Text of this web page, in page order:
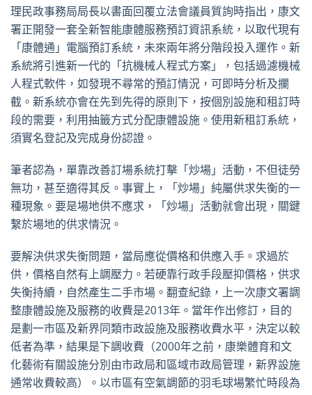
理民政事務局局長以書面回覆立法會議員質詢時指出，康文
署正開發一套全新智能康體服務預訂資訊系統，以取代現有
「康體通」電腦預訂系統，未來兩年將分階段投入運作。新
系統將引進新一代的「抗機械人程式方案」，包括過濾機械
人程式軟件，如發現不尋常的預訂情況，可即時分析及攔
截。新系統亦會在先到先得的原則下，按個別設施和租訂時
段的需要，利用抽籤方式分配康體設施。使用新租訂系統，
須實名登記及完成身份認證。
筆者認為，單靠改善訂場系統打擊「炒場」活動，不但徒勞
無功，甚至適得其反。事實上，「炒場」純屬供求失衡的一
種現象。要是場地供不應求，「炒場」活動就會出現，關鍵
繫於場地的供求情況。
要解決供求失衡問題，當局應從價格和供應入手。求過於
供，價格自然有上調壓力。若硬靠行政手段壓抑價格，供求
失衡持續，自然產生二手市場。翻查紀錄，上一次康文署調
整康體設施及服務的收費是2013年。當年作出修訂，目的
是劃一市區及新界同類市政設施及服務收費水平，決定以較
低者為準，結果是下調收費（2000年之前，康樂體育和文
化藝術有關設施分別由市政局和區域市政局管理，新界設施
通常收費較高）。以市區有空氣調節的羽毛球場繁忙時段為